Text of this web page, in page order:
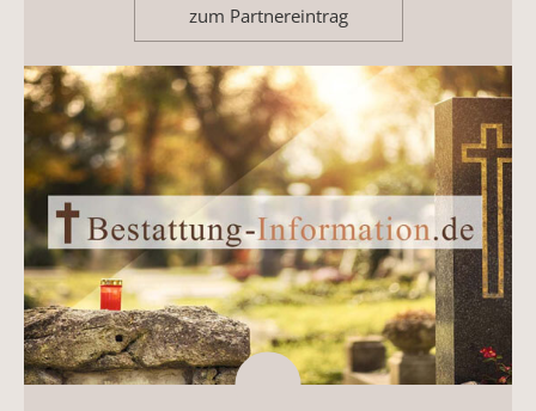
zum Partnereintrag